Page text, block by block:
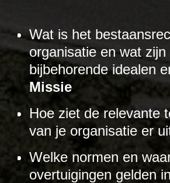
Wat is het
organisatie en wat zijn
bijbehorende idealen
Missie
Hoe ziet de relevante
van je organisatie er
Welke normen en
overtuigingen gelden